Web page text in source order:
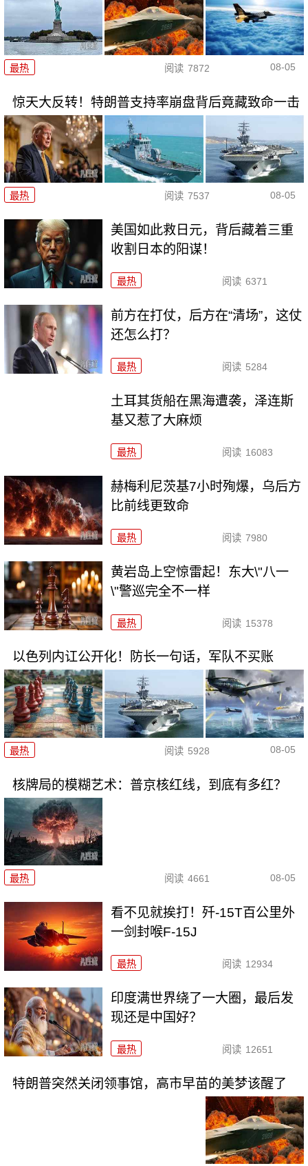
最热 阅读 7872 08-05
惊天大反转！特朗普支持率崩盘背后竟藏致命一击
最热 阅读 7537 08-05
美国如此救日元，背后藏着三重
收割日本的阳谋！
最热 阅读 6371
前方在打仗，后方在“清场”，这仗
还怎么打？
最热 阅读 5284
土耳其货船在黑海遭袭，泽连斯
基又惹了大麻烦
最热 阅读 16083
赫梅利尼茨基7小时殉爆，乌后方
比前线更致命
最热 阅读 7980
黄岩岛上空惊雷起！东大\"八一
\"警巡完全不一样
最热 阅读 15378
以色列内讧公开化！防长一句话，军队不买账
最热 阅读 5928 08-05
核牌局的模糊艺术：普京核红线，到底有多红？
最热 阅读 4661 08-05
看不见就挨打！歼-15T百公里外
一剑封喉F-15J
最热 阅读 12934
印度满世界绕了一大圈，最后发
现还是中国好？
最热 阅读 12651
特朗普突然关闭领事馆，高市早苗的美梦该醒了